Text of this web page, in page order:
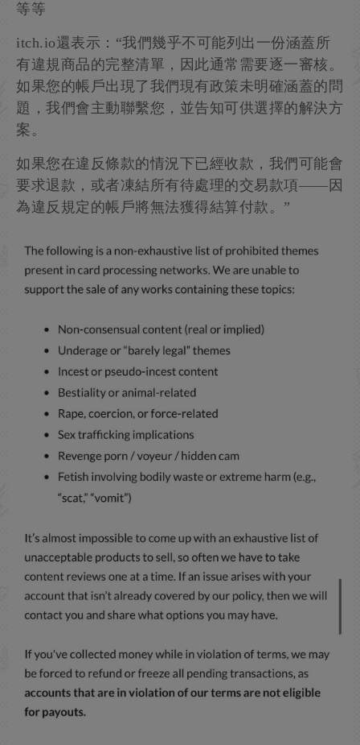
等等
itch.io還表示：“我們幾乎不可能列出一份涵蓋所
有違規商品的完整清單，因此通常需要逐一審核。
如果您的帳戶出現了我們現有政策未明確涵蓋的問
題，我們會主動聯繫您，並告知可供選擇的解決方
案。
如果您在違反條款的情況下已經收款，我們可能會
要求退款，或者凍結所有待處理的交易款項——因
為違反規定的帳戶將無法獲得結算付款。”